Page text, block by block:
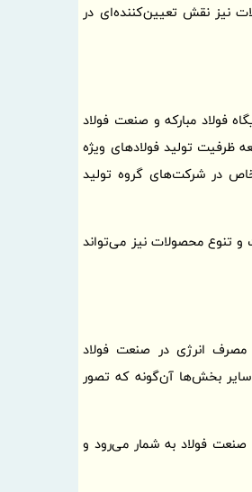
نیز نقش تعیین‌کننده‌ای در
فولاد مبارکه و صنعت فولاد
تولید فولادهای ویژه
در شرکت‌های گروه تولید
تنوع محصولات نیز می‌تواند
مصرف انرژی در صنعت فولاد
بخش‌ها آن‌گونه که تصور
صنعت فولاد به شمار می‌رود و